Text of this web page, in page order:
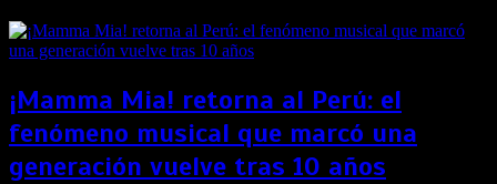
¡Mamma Mia! retorna al Perú: el
fenómeno musical que marcó una
generación vuelve tras 10 años